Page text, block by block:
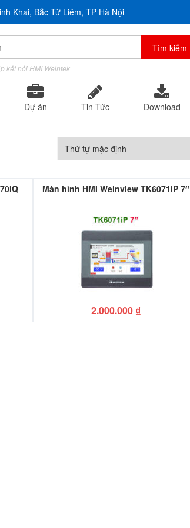
Khai, Bắc Từ Liêm, TP Hà Nội
kết nối HMI Weintek
Dự án Tin Tức Download
Màn hình HMI Weinview TK6071iP 7″
2.000.000 ₫